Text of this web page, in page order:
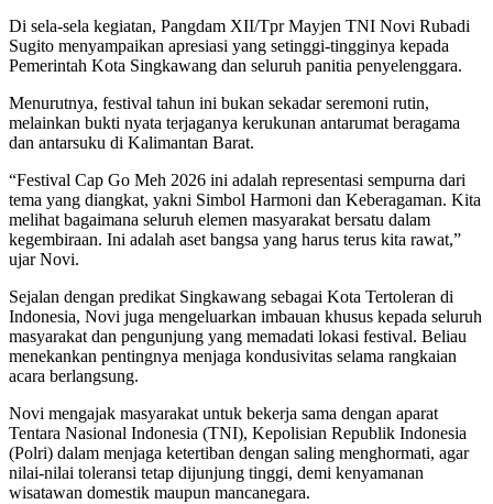
Di sela-sela kegiatan, Pangdam XII/Tpr Mayjen TNI Novi Rubadi
Sugito menyampaikan apresiasi yang setinggi-tingginya kepada
Pemerintah Kota Singkawang dan seluruh panitia penyelenggara.
Menurutnya, festival tahun ini bukan sekadar seremoni rutin,
melainkan bukti nyata terjaganya kerukunan antarumat beragama
dan antarsuku di Kalimantan Barat.
“Festival Cap Go Meh 2026 ini adalah representasi sempurna dari
tema yang diangkat, yakni Simbol Harmoni dan Keberagaman. Kita
melihat bagaimana seluruh elemen masyarakat bersatu dalam
kegembiraan. Ini adalah aset bangsa yang harus terus kita rawat,”
ujar Novi.
Sejalan dengan predikat Singkawang sebagai Kota Tertoleran di
Indonesia, Novi juga mengeluarkan imbauan khusus kepada seluruh
masyarakat dan pengunjung yang memadati lokasi festival. Beliau
menekankan pentingnya menjaga kondusivitas selama rangkaian
acara berlangsung.
Novi mengajak masyarakat untuk bekerja sama dengan aparat
Tentara Nasional Indonesia (TNI), Kepolisian Republik Indonesia
(Polri) dalam menjaga ketertiban dengan saling menghormati, agar
nilai-nilai toleransi tetap dijunjung tinggi, demi kenyamanan
wisatawan domestik maupun mancanegara.